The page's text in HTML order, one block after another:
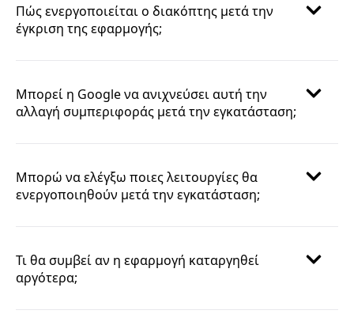
Πώς ενεργοποιείται ο διακόπτης μετά την
έγκριση της εφαρμογής;
Μπορεί η Google να ανιχνεύσει αυτή την
αλλαγή συμπεριφοράς μετά την εγκατάσταση;
Μπορώ να ελέγξω ποιες λειτουργίες θα
ενεργοποιηθούν μετά την εγκατάσταση;
Τι θα συμβεί αν η εφαρμογή καταργηθεί
αργότερα;